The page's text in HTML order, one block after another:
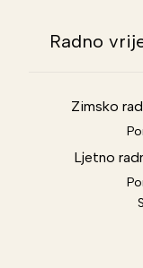
Radno
Zimsko
Ljetno